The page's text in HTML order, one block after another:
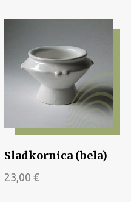
Sladkornica (bela)
23,00 €